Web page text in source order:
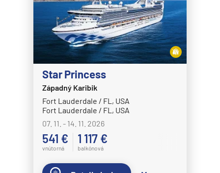
Star Princess
Západný Karibik
Fort Lauderdale / FL, USA
Fort Lauderdale / FL, USA
07. 11. - 14. 11. 2026
541 €
vnútorná
1 117 €
balkónová